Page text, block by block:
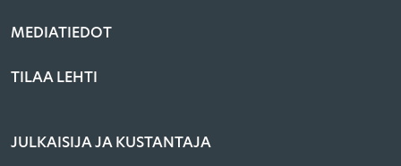
MEDIATIEDOT
TILAA LEHTI
JULKAISIJA JA KUSTANTAJA